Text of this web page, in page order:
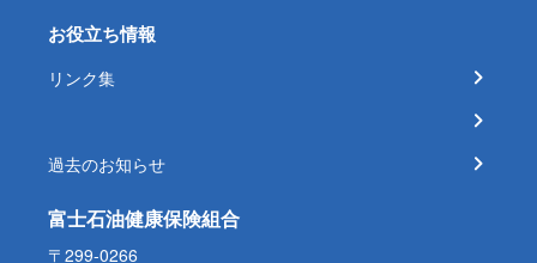
お役立ち情報
リンク集
過去のお知らせ
富士石油健康保険組合
〒299-0266